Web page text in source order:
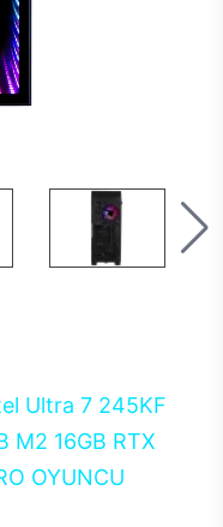
Ultra 7 245KF
M2 16GB RTX
OYUNCU